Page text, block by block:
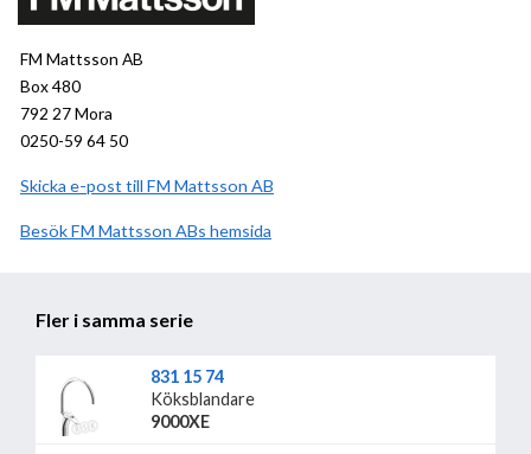
FM Mattsson AB
Box 480
792 27 Mora
0250-59 64 50
Skicka e-post till FM Mattsson AB
BesökFM Mattsson AB hemsida
Fler i samma serie
831 15 74
Köksblandare
9000XE